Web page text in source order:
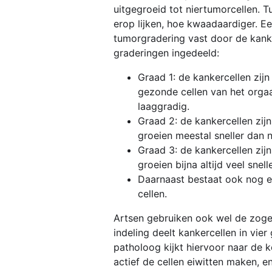
uitgegroeid tot niertumorcellen.
erop lijken, hoe kwaadaardiger.
tumorgradering vast door de
graderingen ingedeeld:
Graad 1: de kankercellen
gezonde cellen van het
laaggradig.
Graad 2: de kankercellen
groeien meestal sneller dan
Graad 3: de kankercellen
groeien bijna altijd veel
Daarnaast bestaat ook nog
cellen.
Artsen gebruiken ook wel de
indeling deelt kankercellen in
patholoog kijkt hiervoor naar de
actief de cellen eiwitten maken,